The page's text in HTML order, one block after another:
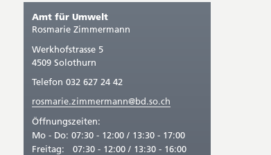
sich
gerade
in:
Amt für Umwelt
Rosmarie Zimmermann
Werkhofstrasse 5
4509 Solothurn
Telefon 032 627 24 42
rosmarie.zimmermann@bd.so.ch
Öffnungszeiten:
Mo - Do: 07:30 - 12:00 / 13:30 - 17:00
Freitag: 07:30 - 12:00 / 13:30 - 16:00